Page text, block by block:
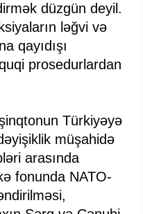
düzgün deyil.
ləğvi və
qayıdışı
prosedurlardan
Türkiyəyə
müşahidə
arasında
fonunda NATO-